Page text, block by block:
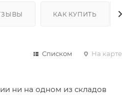
КАК КУПИТЬ
Списком На карте
ни на одном из складов